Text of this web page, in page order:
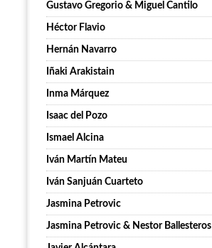
Gustavo Gregorio & Miguel Cantilo
Héctor Flavio
Hernán Navarro
Iñaki Arakistain
Inma Márquez
Isaac del Pozo
Ismael Alcina
Iván Martín Mateu
Iván Sanjuán Cuarteto
Jasmina Petrovic
Jasmina Petrovic & Nestor Ballesteros